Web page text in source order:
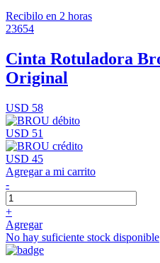
Recibilo en 2 horas
23654
Cinta Rotuladora
Original
USD 58
USD 51
USD 45
Agregar a mi carrito
-
+
Agregar
No hay suficiente stock disponible